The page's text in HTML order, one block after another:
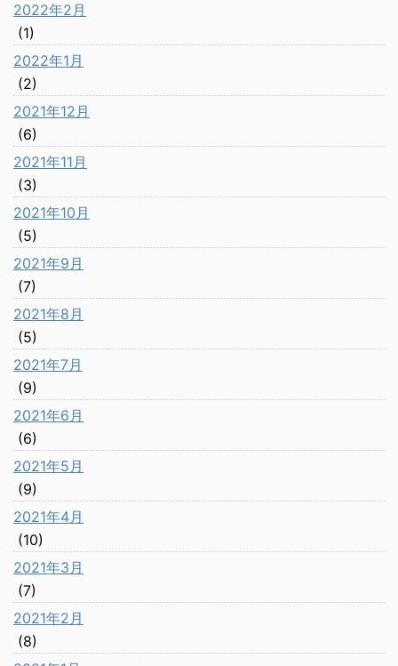
2022年2月
(1)
2022年1月
(2)
2021年12月
(6)
2021年11月
(3)
2021年10月
(5)
2021年9月
(7)
2021年8月
(5)
2021年7月
(9)
2021年6月
(6)
2021年5月
(9)
2021年4月
(10)
2021年3月
(7)
2021年2月
(8)